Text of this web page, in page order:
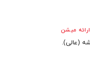
میشن
(عالی).